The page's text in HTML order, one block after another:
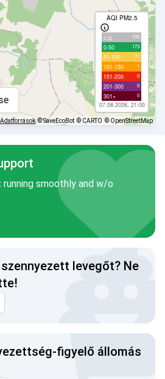
AQI PM2.5
с/д 105
0-50 173
51-100 71
101-150 1
151-200 0
201-300 0
301+ 0
07.08.2026, 21:00
Adatforrások © SaveEcoBot © CARTO © OpenStreetMap
smoothly and w/o
levegőt? Ne
figyelő állomás